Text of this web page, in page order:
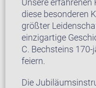
diese besonderen
größter
einzigartige
C. Bechsteins
feiern.
Die